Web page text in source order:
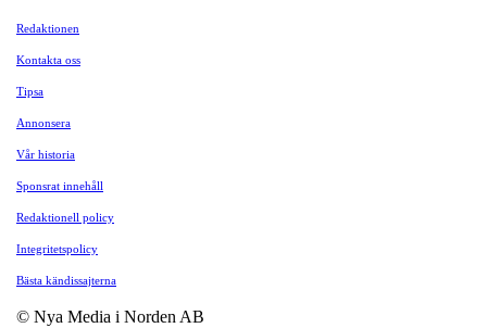
Redaktionen
Kontakta oss
Tipsa
Annonsera
Vår historia
Sponsrat innehåll
Redaktionell policy
Integritetspolicy
Bästa kändissajterna
© Nya Media i Norden AB